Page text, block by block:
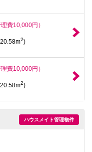
理費10,000円）
2)
理費10,000円）
2)
ハウスメイト管理物件